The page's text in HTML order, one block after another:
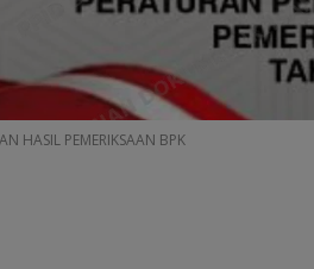
HASIL PEMERIKSAAN BPK